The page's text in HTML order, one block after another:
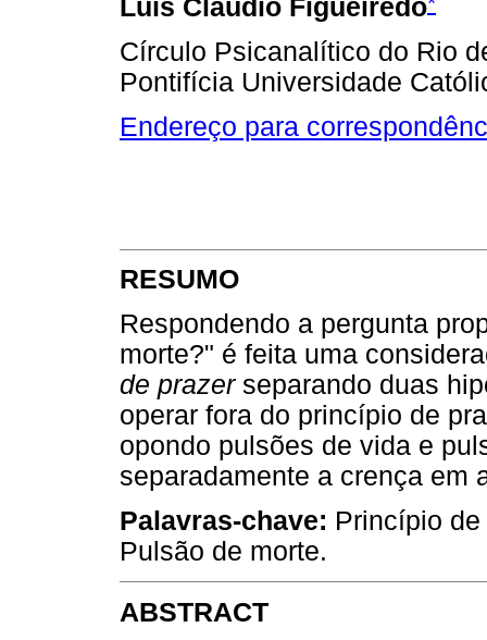
Luís Claudio Figueiredo
Círculo Psicanalítico do Rio
Pontifícia Universidade
Endereço para
RESUMO
Respondendo a pergunta
morte?" é feita uma
de prazerseparando duas
operar fora do princípio de
opondo pulsões de vida e
separadamente a crença em
Palavras-chave: Princípio
Pulsão de morte.
ABSTRACT